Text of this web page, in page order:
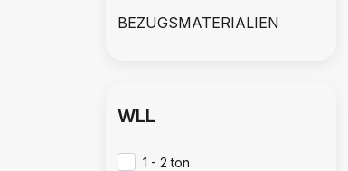
BEZUGSMATERIALIEN
WLL
1 - 2 ton